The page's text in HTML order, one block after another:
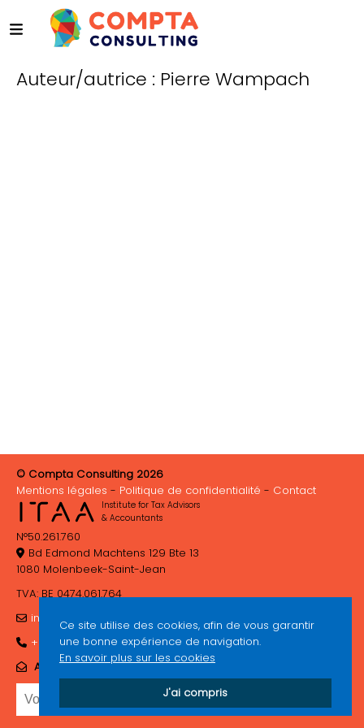
Auteur/autrice : Pierre Wampach
© Compta Consulting 2026
Mentions légales
Politique de confidentialité Contact
Institute for Tax Advisors
& Accountants
N°50.261.760
Bd Edmond Machtens 129 Bte 13
1080 Molenbeek-Saint-Jean
TVA: BE 0474.061.764
info@comptaconsulting.be
+32 (0)2 410 37 67
ABONNEZ-VOUS À NOTRE NEWSLETTER
Ce site utilise des cookies, afin de vous garantir
une bonne expérience de navigation.
En savoir plus sur les cookies
J'ai compris